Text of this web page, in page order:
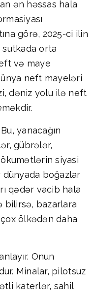
ən həssas hala
görə, 2025-ci ilin
sutkada orta
və maye
neft mayeləri
dəniz yolu ilə neft
yanacağın
gübrələr,
siyasi
dünyada boğazlar
qədər vacib hala
bilirsə, bazarlara
ölkədən daha
Onun
Minalar, pilotsuz
katerlər, sahil